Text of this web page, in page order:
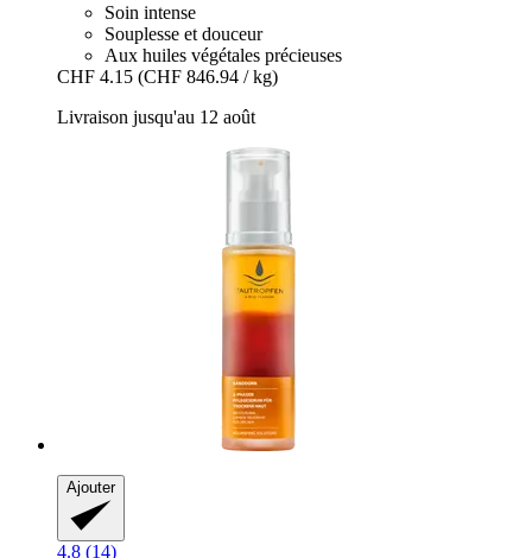
Soin intense
Souplesse et douceur
Aux huiles végétales précieuses
CHF 4.15 (CHF 846.94 / kg)
Livraison jusqu'au 12 août
Ajouter
4.8 (14)